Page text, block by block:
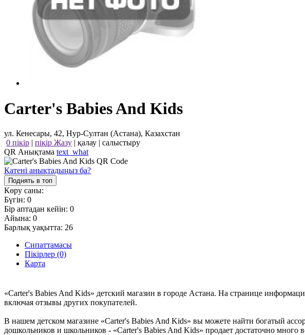
Carter's Babies And Kids
ул. Кенесары, 42, Нур-Султан (Астана), Казахстан
0 пікір | пікір Жазу | қалау | салыстыру
QR Анықтама text_what
Қатені анықтадыңыз ба?
Поднять в топ
Көру саны:
Бүгін: 0
Бір аптадан кейін: 0
Айына: 0
Барлық уақытта: 26
Сипаттамасы
Пікірлер (0)
Карта
«Carter's Babies And Kids» детский магазин в городе Астана. На странице
включая отзывы других покупателей.
В нашем детском магазине «Carter's Babies And Kids» вы можете найти богатый
дошкольников и школьников - «Carter's Babies And Kids» продает достаточно много